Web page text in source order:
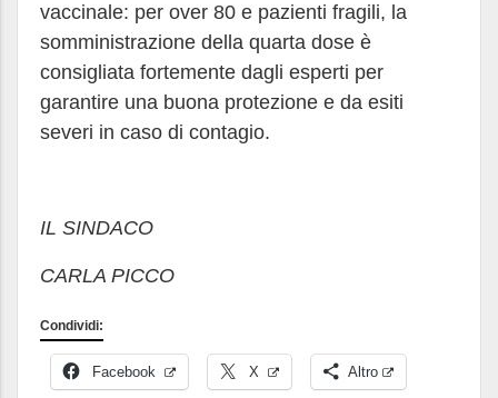
vaccinale: per over 80 e pazienti fragili, la
somministrazione della quarta dose è
consigliata fortemente dagli esperti per
garantire una buona protezione e da esiti
severi in caso di contagio.
IL SINDACO
CARLA PICCO
Condividi:
Facebook X Altro